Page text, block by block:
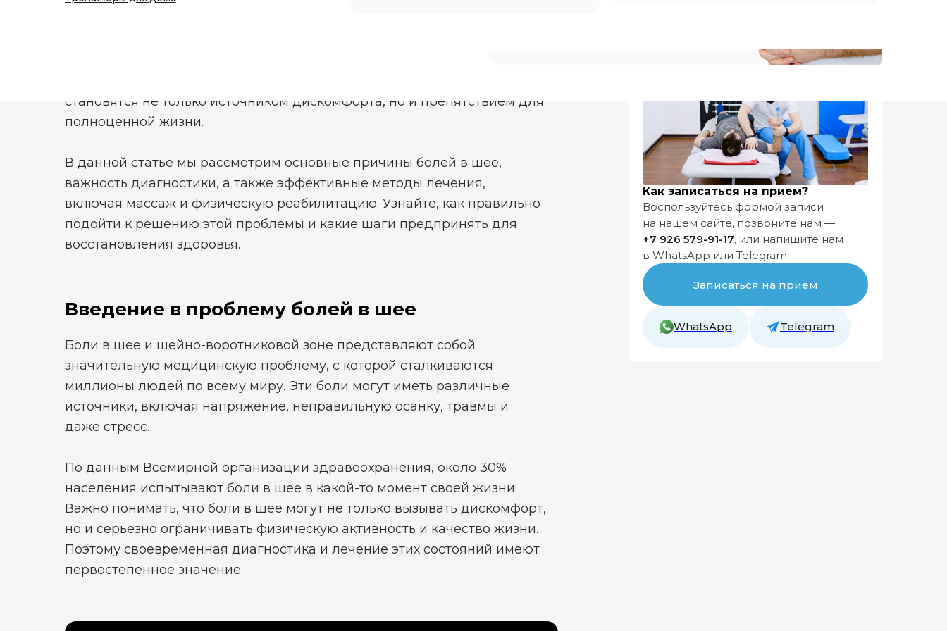
Боли в шее и шейно-воротниковой зоне представляют собой
значительную медицинскую проблему, с которой сталкиваются
миллионы людей по всему миру. Эти боли могут иметь различные
источники, включая напряжение, неправильную осанку, травмы и
даже стресс.
По данным Всемирной организации здравоохранения, около 30%
населения испытывают боли в шее в какой-то момент своей жизни.
Важно понимать, что боли в шее могут не только вызывать дискомфорт,
но и серьезно ограничивать физическую активность и качество жизни.
Поэтому своевременная диагностика и лечение этих состояний имеют
первостепенное значение.
становятся не только источником дискомфорта, но и препятствием для
полноценной жизни.
В данной статье мы рассмотрим основные причины болей в шее,
важность диагностики, а также эффективные методы лечения,
включая массаж и физическую реабилитацию. Узнайте, как правильно
подойти к решению этой проблемы и какие шаги предпринять для
восстановления здоровья.
Введение в проблему болей в шее
Узнать подробнее
Как записаться на прием?
Воспользуйтесь формой записи
на нашем сайте, позвоните нам —
+7 926 579-91-17, или напишите нам
в WhatsApp или Telegram
Записаться на прием
WhatsApp Telegram